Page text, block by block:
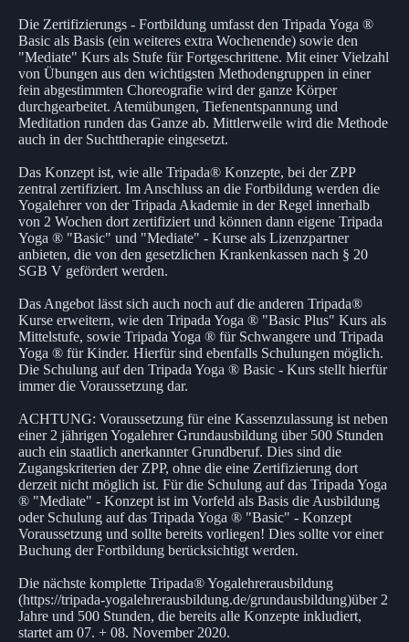
Die Zertifizierungs - Fortbildung umfasst den Tripada Yoga ®
Basic als Basis (ein weiteres extra Wochenende) sowie den
"Mediate" Kurs als Stufe für Fortgeschrittene. Mit einer Vielzahl
von Übungen aus den wichtigsten Methodengruppen in einer
fein abgestimmten Choreografie wird der ganze Körper
durchgearbeitet. Atemübungen, Tiefenentspannung und
Meditation runden das Ganze ab. Mittlerweile wird die Methode
auch in der Suchttherapie eingesetzt.
Das Konzept ist, wie alle Tripada® Konzepte, bei der ZPP
zentral zertifiziert. Im Anschluss an die Fortbildung werden die
Yogalehrer von der Tripada Akademie in der Regel innerhalb
von 2 Wochen dort zertifiziert und können dann eigene Tripada
Yoga ® "Basic" und "Mediate" - Kurse als Lizenzpartner
anbieten, die von den gesetzlichen Krankenkassen nach § 20
SGB V gefördert werden.
Das Angebot lässt sich auch noch auf die anderen Tripada®
Kurse erweitern, wie den Tripada Yoga ® "Basic Plus" Kurs als
Mittelstufe, sowie Tripada Yoga ® für Schwangere und Tripada
Yoga ® für Kinder. Hierfür sind ebenfalls Schulungen möglich.
Die Schulung auf den Tripada Yoga ® Basic - Kurs stellt hierfür
immer die Voraussetzung dar.
ACHTUNG: Voraussetzung für eine Kassenzulassung ist neben
einer 2 jährigen Yogalehrer Grundausbildung über 500 Stunden
auch ein staatlich anerkannter Grundberuf. Dies sind die
Zugangskriterien der ZPP, ohne die eine Zertifizierung dort
derzeit nicht möglich ist. Für die Schulung auf das Tripada Yoga
® "Mediate" - Konzept ist im Vorfeld als Basis die Ausbildung
oder Schulung auf das Tripada Yoga ® "Basic" - Konzept
Voraussetzung und sollte bereits vorliegen! Dies sollte vor einer
Buchung der Fortbildung berücksichtigt werden.
Die nächste komplette Tripada® Yogalehrerausbildung
(https://tripada-yogalehrerausbildung.de/grundausbildung)über 2
Jahre und 500 Stunden, die bereits alle Konzepte inkludiert,
startet am 07. + 08. November 2020.